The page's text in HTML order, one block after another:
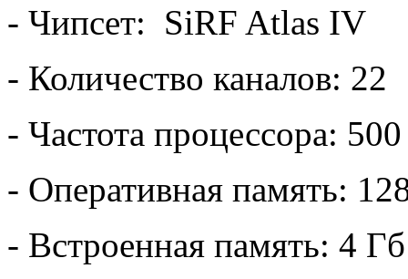
- Чипсет: SiRF Atlas IV
- Количество каналов: 22
- Частота процессора:
- Оперативная память:
- Встроенная память: 4 Гб